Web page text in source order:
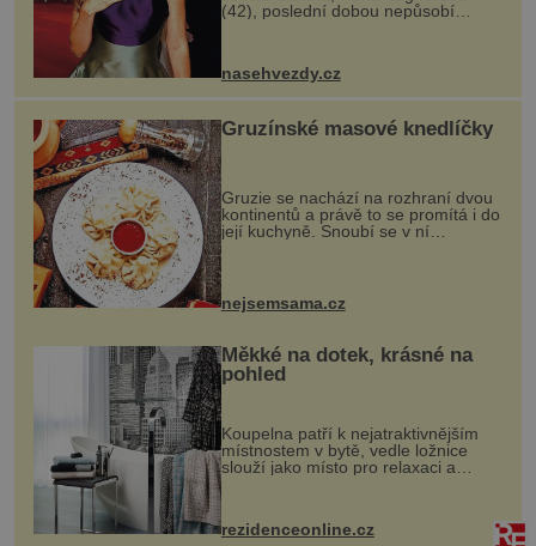
(42), poslední dobou nepůsobí
nasehvezdy.cz
Gruzínské masové knedlíčky
Gruzie se nachází na rozhraní dvou
kontinentů a právě to se promítá i do
její kuchyně. Snoubí se v ní
evropské a asijské chutě a díky tomu
vznikají rozmanité a chuťově bohaté
pokrmy, které rozhodně st...
nejsemsama.cz
Měkké na dotek, krásné na
pohled
Koupelna patří k nejatraktivnějším
místnostem v bytě, vedle ložnice
slouží jako místo pro relaxaci a
odpočinek. Koupelnový textil –
ručníky, osušky a koberečky –
mohou jako mávnutím kouzelného
proutku...
rezidenceonline.cz